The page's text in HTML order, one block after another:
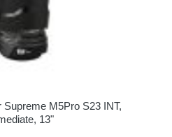
Supreme M5Pro S23 INT,
13"